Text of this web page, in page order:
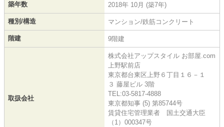
築年数 2018年 10月 (築7年)
種別/構造 マンション/鉄筋コンクリート
階建 9階建
取扱会社
株式会社アップスタイル お部屋.com
上野駅前店
東京都台東区上野６丁目１６－１
３ 藤屋ビル 3階
TEL:03-5817-4888
東京都知事 (5) 第85744号
賃貸住宅管理業者 国土交通大臣
（1）000347号